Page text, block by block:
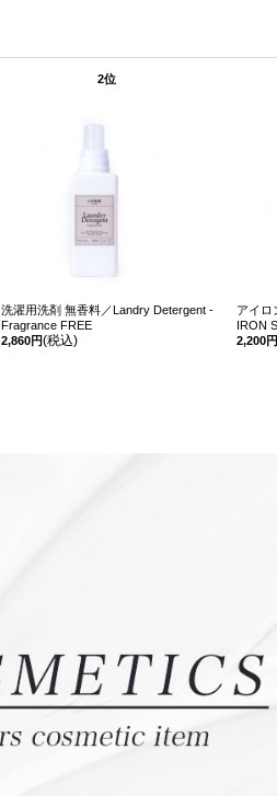
2位
洗濯用洗剤 無香料／Landry Detergent -
Fragrance FREE
2,860円(税込)
アイロ
IRON
2,200円